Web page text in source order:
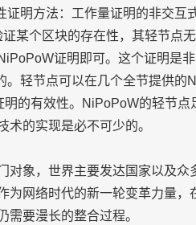
明方法：工作量证明的非交互
某个区块的存在性，其轻节点
证明即可。这个证明是
轻节点可以在几个全节提供的
的有效性。NiPoPoW的轻节点
的实现是必不可少的。
对象，世界主要发达国家以及众
为网络时代的新一轮变革力量，
要漫长的整合过程。